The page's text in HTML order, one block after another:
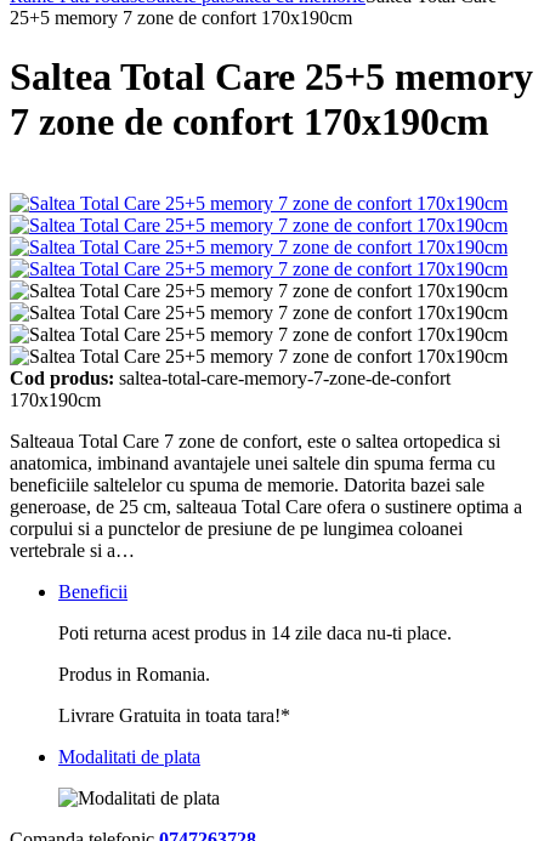
25+5 memory 7 zone de confort 170x190cm
Saltea Total Care 25+5 memory
7 zone de confort 170x190cm
Cod produs: saltea-total-care-memory-7-zone-de-confort
170x190cm
Salteaua Total Care 7 zone de confort, este o saltea ortopedica si
anatomica, imbinand avantajele unei saltele din spuma ferma cu
beneficiile saltelelor cu spuma de memorie. Datorita bazei sale
generoase, de 25 cm, salteaua Total Care ofera o sustinere optima a
corpului si a punctelor de presiune de pe lungimea coloanei
vertebrale si a…
Beneficii
Poti returna acest produs in 14 zile daca nu-ti place.
Produs in Romania.
Livrare Gratuita in toata tara!*
Modalitati de plata